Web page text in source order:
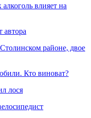
влияет на
автора
районе, двое
Кто виноват?
лося